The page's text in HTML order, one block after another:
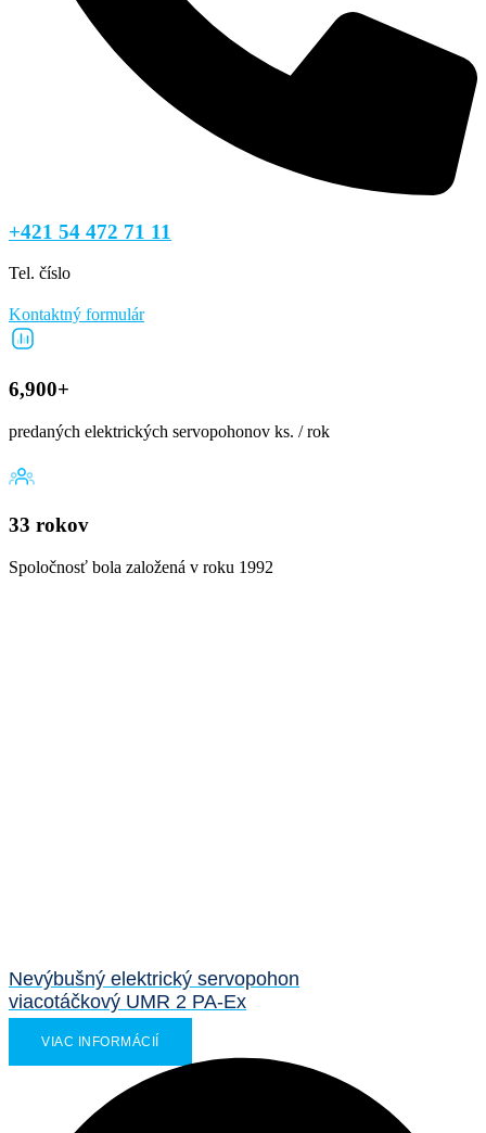
+421 54 472 71 11
Tel. číslo
Kontaktný formulár
6,900+
predaných elektrických servopohonov ks. / rok
33 rokov
Spoločnosť bola založená v roku 1992
Nevýbušný elektrický servopohon
viacotáčkový UMR 2 PA-Ex
VIAC INFORMÁCIÍ